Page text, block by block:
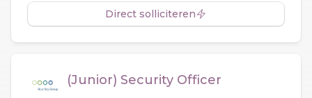
Direct solliciteren
(Junior) Security Officer